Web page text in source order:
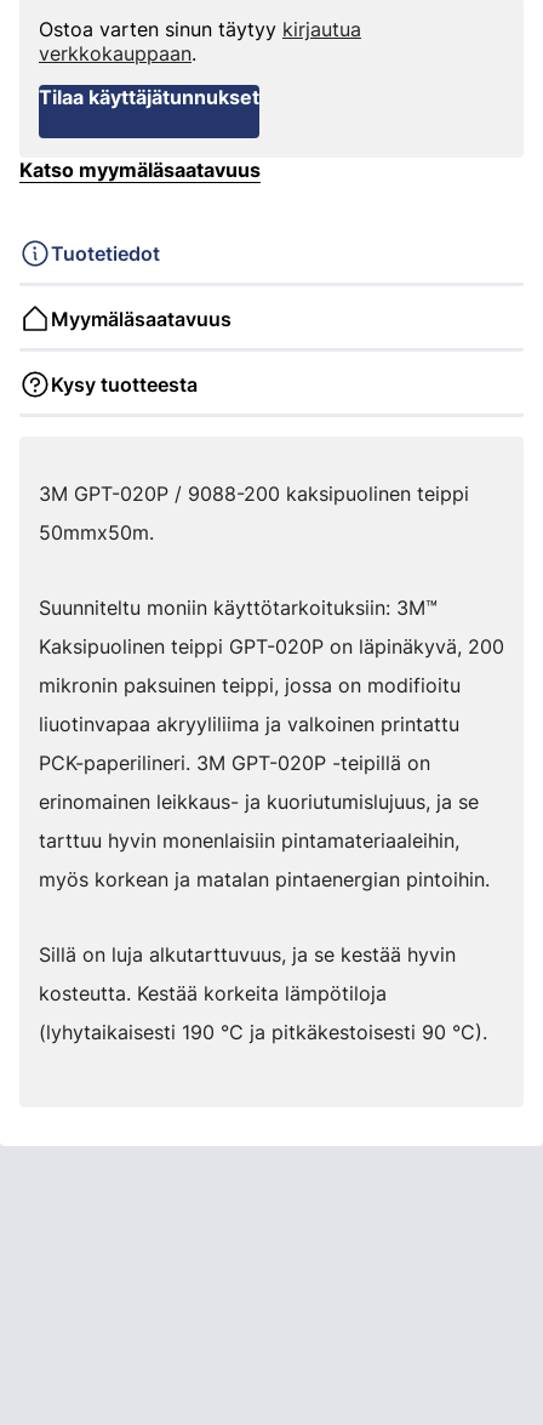
Ostoa varten sinun täytyy kirjautua
verkkokauppaan.
Tilaa käyttäjätunnukset
Katso myymäläsaatavuus
Tuotetiedot
Myymäläsaatavuus
Kysy tuotteesta
3M GPT-020P / 9088-200 kaksipuolinen teippi
50mmx50m.
Suunniteltu moniin käyttötarkoituksiin: 3M™
Kaksipuolinen teippi GPT-020P on läpinäkyvä, 200
mikronin paksuinen teippi, jossa on modifioitu
liuotinvapaa akryyliliima ja valkoinen printattu
PCK-paperilineri. 3M GPT-020P -teipillä on
erinomainen leikkaus- ja kuoriutumislujuus, ja se
tarttuu hyvin monenlaisiin pintamateriaaleihin,
myös korkean ja matalan pintaenergian pintoihin.
Sillä on luja alkutarttuvuus, ja se kestää hyvin
kosteutta. Kestää korkeita lämpötiloja
(lyhytaikaisesti 190 °C ja pitkäkestoisesti 90 °C).